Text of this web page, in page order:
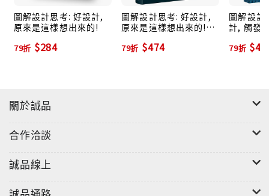
圖解設計思考: 好設計,
原來是這樣想出來的!
79折 $284
圖解設計思考: 好設計,
原來是這樣想出來的!
79折 $474
圖解設計
計, 觸發
技術, 把
79折
關於誠品
合作洽談
誠品線上